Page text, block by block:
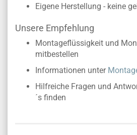
Eigene Herstellung - keine
Unsere Empfehlung
Montageflüssigkeit und
mitbestellen
Informationen unter
Hilfreiche Fragen und
´s finden